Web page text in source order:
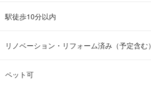
駅徒歩10分以内
リノベーション・リフォーム済み（予定含む）
ペット可